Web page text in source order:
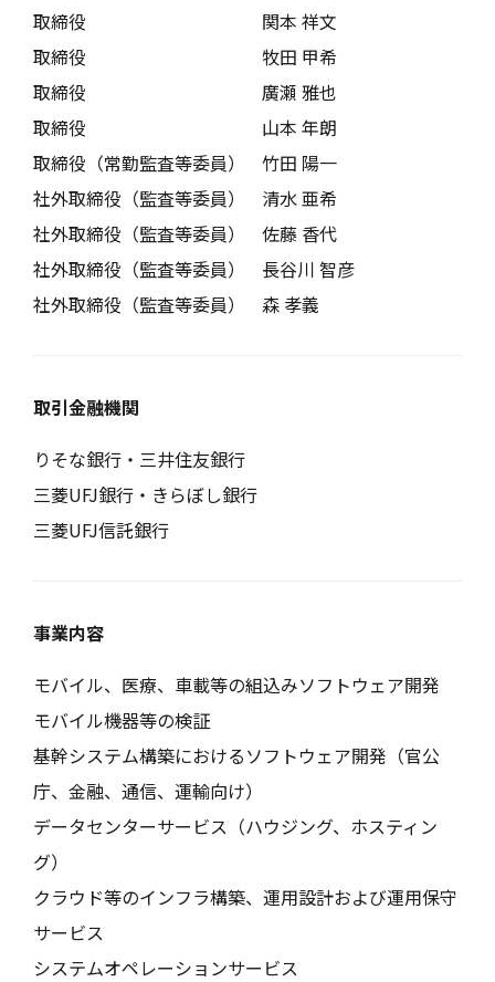
取締役
関本 祥文
取締役
牧田 甲希
取締役
廣瀬 雅也
取締役
山本 年朗
取締役（常勤監査等委員）
竹田 陽一
社外取締役（監査等委員）
清水 亜希
社外取締役（監査等委員）
佐藤 香代
社外取締役（監査等委員）
長谷川 智彦
社外取締役（監査等委員）
森 孝義
取引金融機関
りそな銀行・三井住友銀行
三菱UFJ銀行・きらぼし銀行
三菱UFJ信託銀行
事業内容
モバイル、医療、車載等の組込みソフトウェア開発
モバイル機器等の検証
基幹システム構築におけるソフトウェア開発（官公
庁、金融、通信、運輸向け）
データセンターサービス（ハウジング、ホスティン
グ）
クラウド等のインフラ構築、運用設計および運用保守
サービス
システムオペレーションサービス